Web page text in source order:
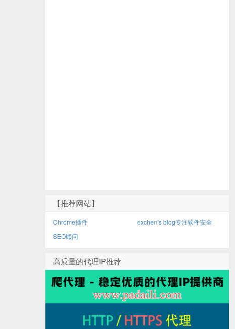
【推荐网站】
Chrome插件
exchen's blog专注软件安全
SEO顾问
高质量的代理IP推荐